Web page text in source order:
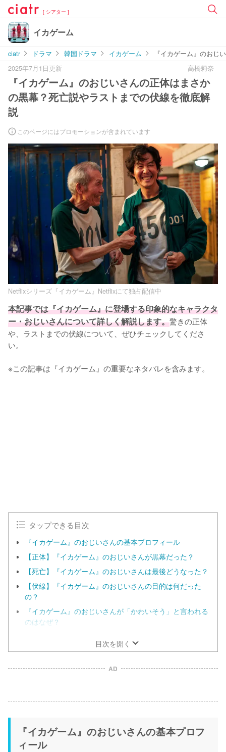
[ シアター ]
イカゲーム
ciatr ドラマ 韓国ドラマ イカゲーム
『イカゲーム』のおじ
2025年7月1日更新
高橋莉奈
『イカゲーム』のおじいさんの正体はまさか
の黒幕？死亡説やラストまでの伏線を徹底解
説
このページにはプロモーションが含まれています
Netflixシリーズ『イカゲーム』Netflixにて独占配信中
本記事では『イカゲーム』に登場する印象的なキャラクタ
ー・おじいさんについて詳しく解説します。驚きの正体
や、ラストまでの伏線について、ぜひチェックしてくださ
い。
※この記事は『イカゲーム』の重要なネタバレを含みます。
タップできる目次
『イカゲーム』のおじいさんの基本プロフィール
【正体】『イカゲーム』のおじいさんが黒幕だった？
【死亡】『イカゲーム』のおじいさんは最後どうなった？
【伏線】『イカゲーム』のおじいさんの目的は何だった
の？
『イカゲーム』のおじいさんが「かわいそう」と言われる
のはなぜ？
目次を開く
AD
『イカゲーム』のおじいさんの基本プロフ
ィール